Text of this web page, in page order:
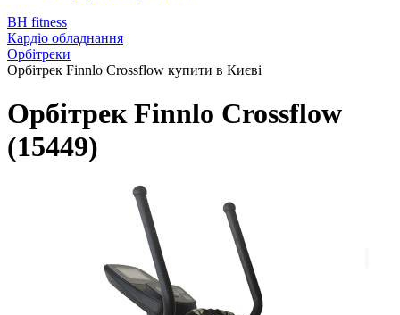
BH fitness
Кардіо обладнання
Орбітреки
Орбітрек Finnlo Crossflow купити в Києві
Орбітрек Finnlo Crossflow
(15449)